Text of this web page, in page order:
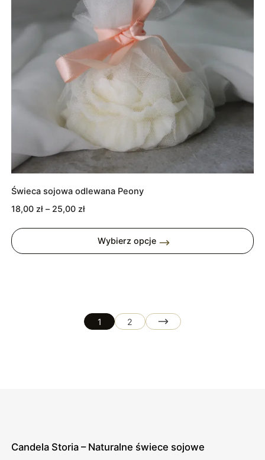
Świeca sojowa odlewana Peony
18,00 zł – 25,00 złZakres
Wybierz opcje
1 2
Candela Storia – Naturalne świece sojowe